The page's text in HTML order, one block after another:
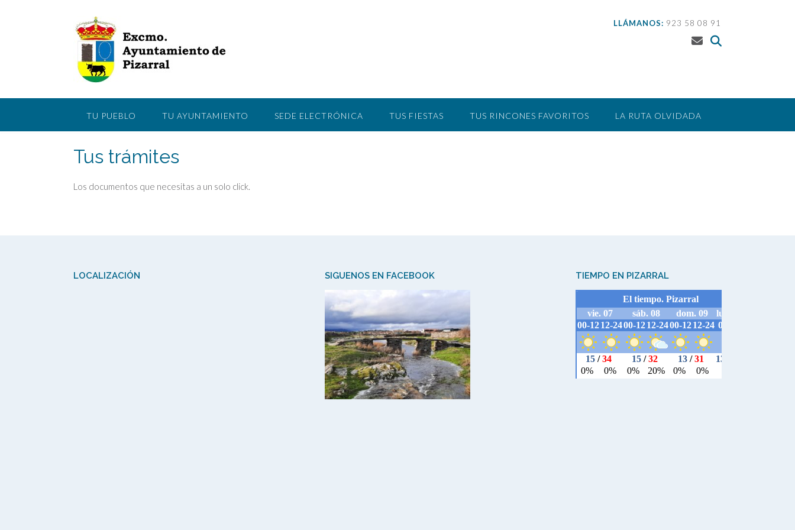
LLÁMANOS: 923 58 08 91
TU PUEBLO TU AYUNTAMIENTO SEDE ELECTRÓNICA TUS FIESTAS TUS RINCONES FAVORITOS LA RUTA OLVIDADA
Tus trámites
Los documentos que necesitas a un solo click.
LOCALIZACIÓN SIGUENOS EN FACEBOOK TIEMPO EN PIZARRAL